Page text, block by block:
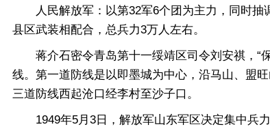
人民解放军：以第32军6个团为主力，同时抽调
县区武装相配合，总兵力3万人左右。
蒋介石密令青岛第十一绥靖区司令刘安祺，“保
线。第一道防线是以即墨城为中心，沿马山、盟
三道防线西起沧口经李村至沙子口。
1949年5月3日，解放军山东军区决定集中兵力